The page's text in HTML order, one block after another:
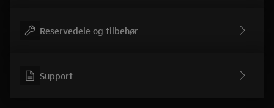
Reservedele og tilbehør
Support